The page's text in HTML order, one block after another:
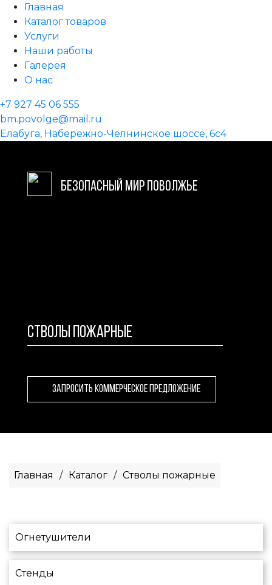
Главная
Каталог товаров
Услуги
Наши работы
Галерея
О нас
+7 927 45 06 555
bm.povolge@mail.ru
Елабуга, Набережно-Челнинское шоссе, 6с4
БЕЗОПАСНЫЙ МИР ПОВОЛЖЬЕ
СТВОЛЫ ПОЖАРНЫЕ
ЗАПРОСИТЬ КОММЕРЧЕСКОЕ ПРЕДЛОЖЕНИЕ
Главная / Каталог / Стволы пожарные
Огнетушители
Стенды